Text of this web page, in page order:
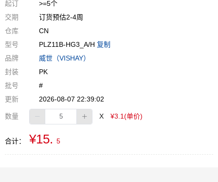
起订
>=5个
交期
订货预估2-4周
仓库
CN
型号
PLZ11B-HG3_A/H 复制
品牌
威世（VISHAY）
封装
PK
批号
#
更新
2026-08-07 22:39:02
数量 X ¥3.1(单价)
合计： ¥15. 5